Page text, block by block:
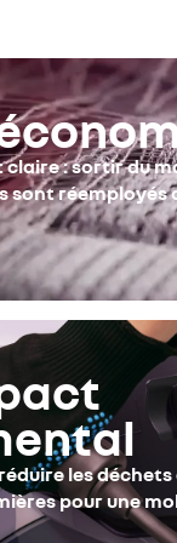
: sortir du
sont
les déchets
pour une